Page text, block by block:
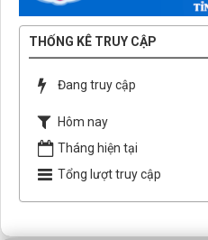
THỐNG KÊ TRUY CẬP
Đang truy cập
Hôm nay
Tháng hiện tại
Tổng lượt truy cập